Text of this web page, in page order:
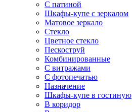
С патиной
Шкафы-купе с зеркалом
Матовое зеркало
Стекло
Цветное стекло
Пескоструй
Комбинированные
С витражами
С фотопечатью
Назначение
Шкафы-купе в гостиную
В коридор